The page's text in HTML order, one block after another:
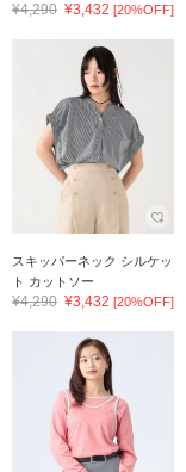
¥4,290 ¥3,432 [20%OFF]
スキッパーネック シルケッ
ト カットソー
¥4,290 ¥3,432 [20%OFF]